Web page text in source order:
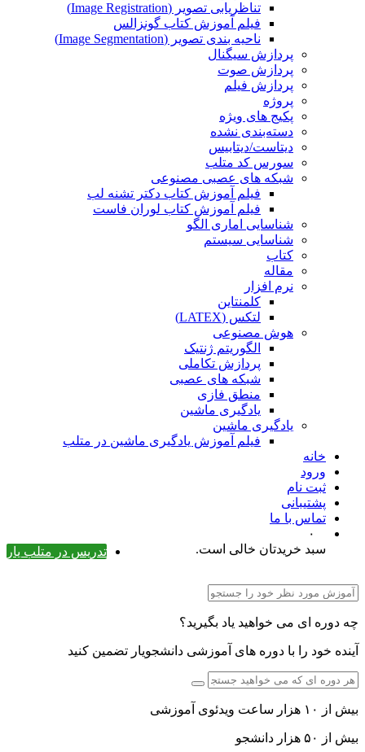
تناظریابی تصویر (Image Registration)
فیلم آموزش کتاب گونزالس
ناحیه بندی تصویر (Image Segmentation)
پردازش سیگنال
پردازش صوت
پردازش فیلم
پروژه
پکیج های ویژه
دسته‌بندی نشده
دیتاست/دیتابیس
سورس کد متلب
شبکه های عصبی مصنوعی
فیلم آموزش کتاب دکتر تشنه لب
فیلم آموزش کتاب لوران فاست
شناسایی اماری الگو
شناسایی سیستم
کتاب
مقاله
نرم افزار
کلمنتاین
لتکس (LATEX)
هوش مصنوعی
الگوریتم ژنتیک
پردازش تکاملی
شبکه های عصبی
منطق فازی
یادگیری ماشین
یادگیری ماشین
فیلم آموزش یادگیری ماشین در متلب
خانه
ورود
ثبت نام
پشتیبانی
تماس با ما
۰
تدریس در متلب یار
سبد خریدتان خالی است.
چه دوره ای می خواهید یاد بگیرید؟
آینده خود را با دوره های آموزشی دانشجویار تضمین کنید
بیش از ۱۰ هزار ساعت ویدئوی آموزشی
بیش از ۵۰ هزار دانشجو